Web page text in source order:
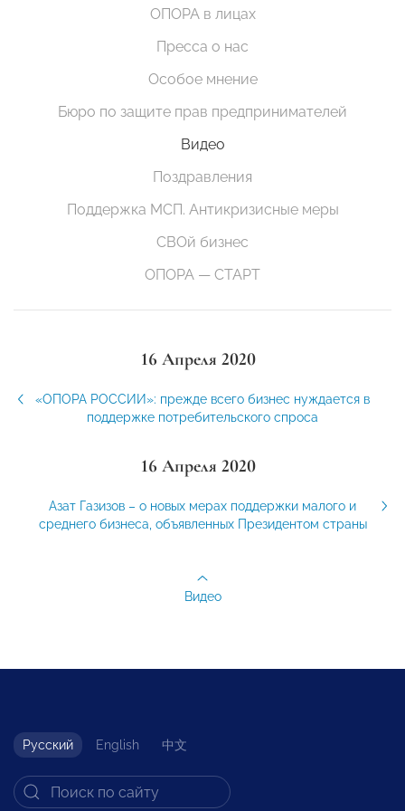
ОПОРА в лицах
Пресса о нас
Особое мнение
Бюро по защите прав предпринимателей
Видео
Поздравления
Поддержка МСП. Антикризисные меры
СВОй бизнес
ОПОРА — СТАРТ
16 Апреля 2020
«ОПОРА РОССИИ»: прежде всего бизнес нуждается в
поддержке потребительского спроса
16 Апреля 2020
Азат Газизов – о новых мерах поддержки малого и
среднего бизнеса, объявленных Президентом страны
Видео
Русский English 中文